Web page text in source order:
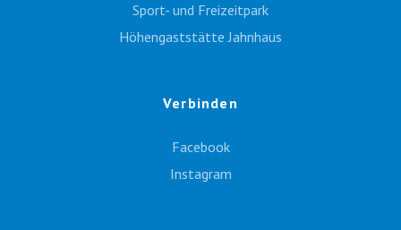
Sport- und Freizeitpark
Höhengaststätte Jahnhaus
Verbinden
Facebook
Instagram